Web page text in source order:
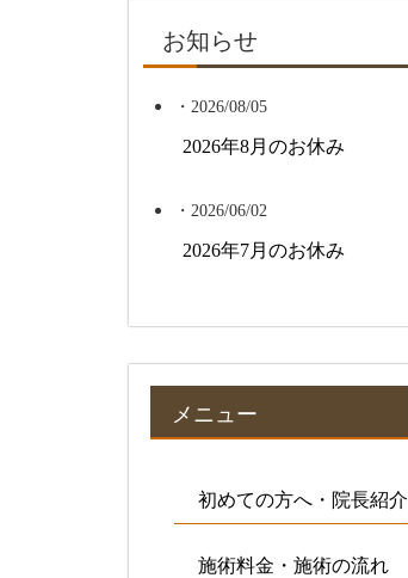
お知らせ
・2026/08/05
2026年8月のお休み
・2026/06/02
2026年7月のお休み
メニュー
初めての方へ・院長紹介
施術料金・施術の流れ